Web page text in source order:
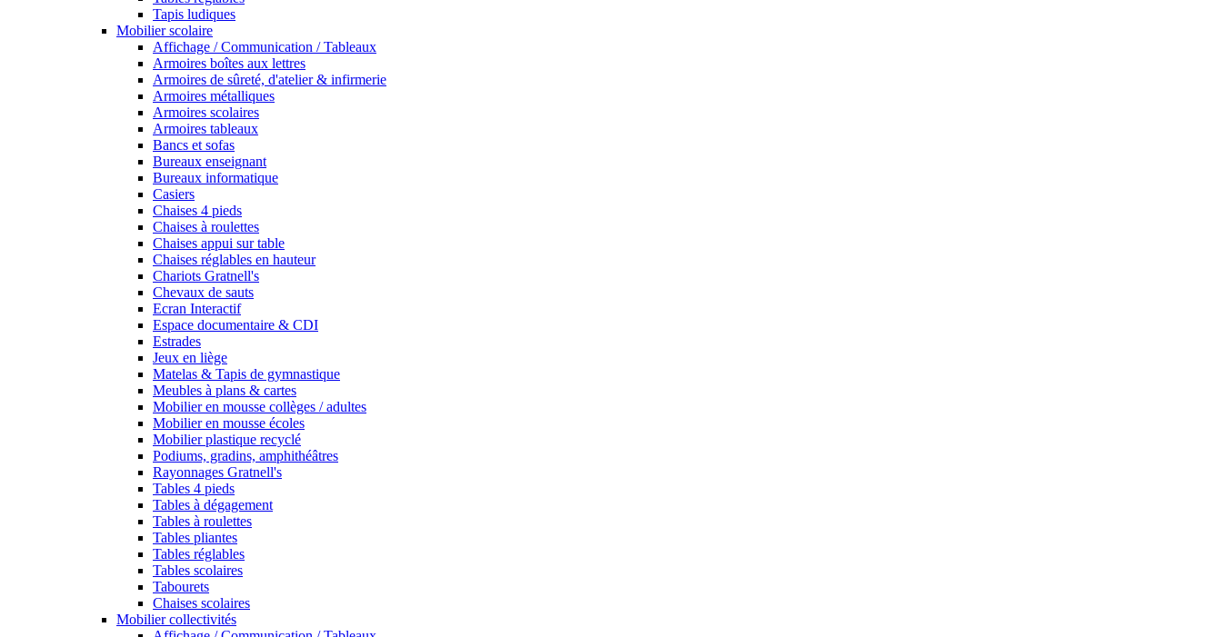
Tapis ludiques
Mobilier scolaire
Affichage / Communication / Tableaux
Armoires boîtes aux lettres
Armoires de sûreté, d'atelier & infirmerie
Armoires métalliques
Armoires scolaires
Armoires tableaux
Bancs et sofas
Bureaux enseignant
Bureaux informatique
Casiers
Chaises 4 pieds
Chaises à roulettes
Chaises appui sur table
Chaises réglables en hauteur
Chariots Gratnell's
Chevaux de sauts
Ecran Interactif
Espace documentaire & CDI
Estrades
Jeux en liège
Matelas & Tapis de gymnastique
Meubles à plans & cartes
Mobilier en mousse collèges / adultes
Mobilier en mousse écoles
Mobilier plastique recyclé
Podiums, gradins, amphithéâtres
Rayonnages Gratnell's
Tables 4 pieds
Tables à dégagement
Tables à roulettes
Tables pliantes
Tables réglables
Tables scolaires
Tabourets
Chaises scolaires
Mobilier collectivités